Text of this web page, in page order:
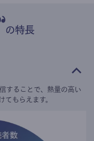
の特長
することで、熱量の高い
てもらえます。